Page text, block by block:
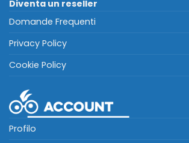
Diventa un reseller
Domande Frequenti
Privacy Policy
Cookie Policy
Profilo